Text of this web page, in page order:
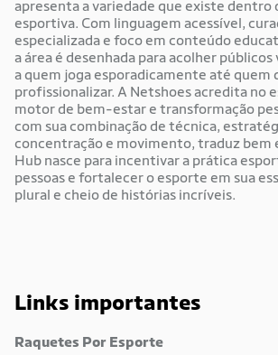
apresenta a variedade que existe dentro
esportiva. Com linguagem acessível,
especializada e foco em conteúdo
a área é desenhada para acolher
a quem joga esporadicamente até quem
profissionalizar. A Netshoes acredita no
motor de bem-estar e transformação
com sua combinação de técnica,
concentração e movimento, traduz bem
Hub nasce para incentivar a prática
pessoas e fortalecer o esporte em sua
plural e cheio de histórias incríveis.
Links importantes
Raquetes Por Esporte